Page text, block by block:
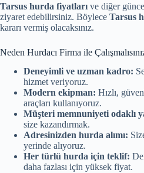
Tarsus hurda fiyatları ve diğer
ziyaret edebilirsiniz. Böylece Tarsus
kararı vermiş olacaksınız.
Neden Hurdacı Firma ile
Deneyimli ve uzman kadro:
hizmet veriyoruz.
Modern ekipman: Hızlı,
araçları kullanıyoruz.
Müşteri memnuniyeti odaklı
size kazandırmak.
Adresinizden hurda alımı:
yerinde alıyoruz.
Her türlü hurda için teklif:
daha fazlası için yüksek fiyat.